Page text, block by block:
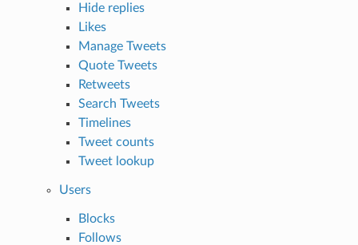
Hide replies
Likes
Manage Tweets
Quote Tweets
Retweets
Search Tweets
Timelines
Tweet counts
Tweet lookup
Users
Blocks
Follows